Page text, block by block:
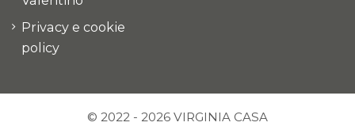
Privacy e cookie
policy
© 2022 - 2026 VIRGINIA CASA